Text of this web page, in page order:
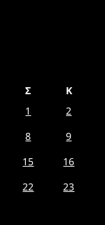
Σ
Κ
1
2
8
9
15
16
22
23